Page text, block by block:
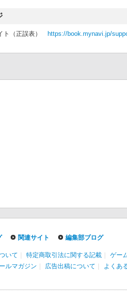
ト（正誤表） https://book.mynavi.jp/
関連サイト 編集部ブログ
いて 特定商取引法に関する記載 ゲー
ルマガジン 広告出稿について よくあ